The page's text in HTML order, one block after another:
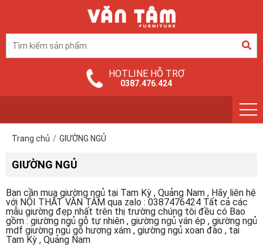
HOTLINE HỖ TRỢ
0387.476.424
Trang chủ GIƯỜNG NGỦ
GIƯỜNG NGỦ
Bạn cần mua giường ngủ tại Tam Kỳ , Quảng Nam , Hãy liên hệ
với NỘI THẤT VĂN TÂM qua zalo : 0387476424 Tất cả các
mẫu giường đẹp nhất trên thị trường chúng tôi đều có Bao
gồm : giường ngủ gỗ tự nhiên , giường ngủ ván ép , giường ngủ
mdf giường ngủ gỗ hương xám , giường ngủ xoan đào , tại
Tam Kỳ , Quảng Nam